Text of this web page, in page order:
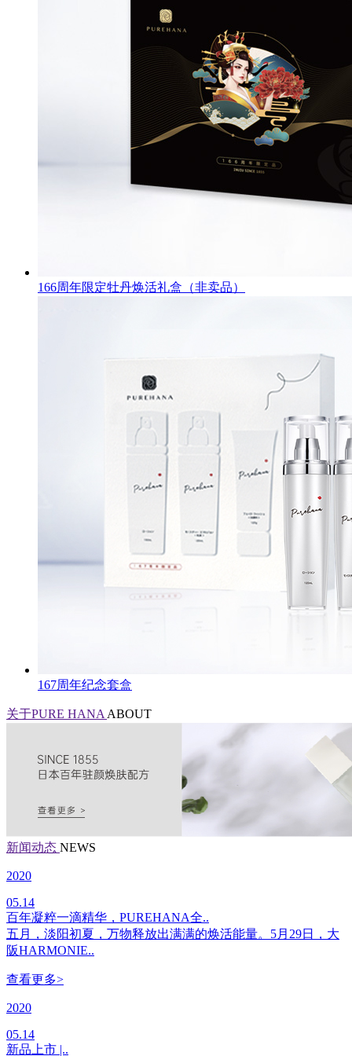
166周年限定牡丹焕活礼盒（非卖品）
167周年纪念套盒
关于PURE HANA ABOUT
新闻动态 NEWS
2020
05.14
百年凝粹一滴精华，PUREHANA全..
五月，淡阳初夏，万物释放出满满的焕活能量。5月29日，大
阪HARMONIE..
查看更多>
2020
05.14
新品上市 |..